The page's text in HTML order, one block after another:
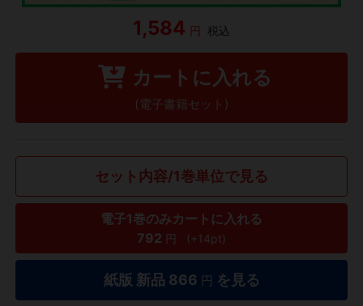
1,584 円 税込
カートに入れる
(電子書籍セット)
セット内容/1巻単位で見る
電子1巻のみカートに入れる
792 円 (+14pt)
紙版 新品 866 円 を見る